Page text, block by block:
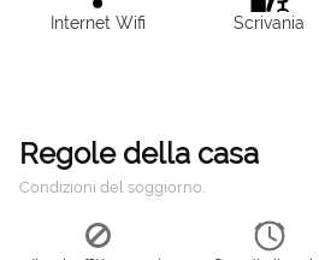
Internet Wifi Scrivania
Regole della casa
Condizioni del soggiorno.